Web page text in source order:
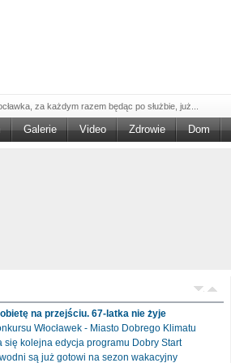
za każdym razem będąc po służbie, już...
konkursie „Wsparcie Organizacji Wolontariatu w NGO –
się nowy okres świadczeniowy 800 plus, który
przeprowadzili na drogach Włocławka i
Galerie Video Zdrowie Dom
na przejściu. 67-latka nie żyje
Włocławek - Miasto Dobrego Klimatu
się kolejna edycja programu Dobry Start
są już gotowi na sezon wakacyjny